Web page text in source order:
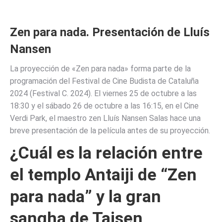
Zen para nada. Presentación de Lluís
Nansen
La proyección de «Zen para nada» forma parte de la
programación del Festival de Cine Budista de Cataluña
2024 (Festival C. 2024). El viernes 25 de octubre a las
18:30 y el sábado 26 de octubre a las 16:15, en el Cine
Verdi Park, el maestro zen Lluís Nansen Salas hace una
breve presentación de la película antes de su proyección.
¿Cuál es la relación entre
el templo Antaiji de “Zen
para nada” y la gran
sangha de Taisen